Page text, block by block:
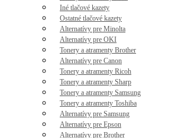
Iné tlačové kazety
Ostatné tlačové kazety
Alternatívy pre Minolta
Alternatívy pre OKI
Tonery a atramenty Brother
Alternatívy pre Canon
Tonery a atramenty Ricoh
Tonery a atramenty Sharp
Tonery a atramenty Samsung
Tonery a atramenty Toshiba
Alternatívy pre Samsung
Alternatívy pre Epson
Alternatívy pre Brother